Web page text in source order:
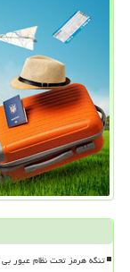
تنگه هرمز تحت نظام عبور